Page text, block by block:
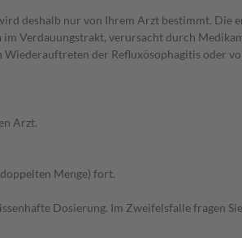
deshalb nur von Ihrem Arzt bestimmt. Die
Verdauungstrakt, verursacht durch
der Refluxösophagitis oder
Arzt.
Menge) fort.
Dosierung. Im Zweifelsfalle fragen